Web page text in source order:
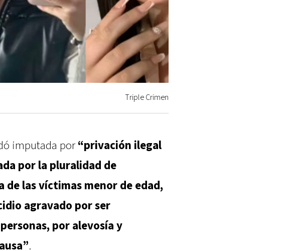
Triple Crimen
imputada por“privación ilegal
por la pluralidad de
las víctimas menor de edad,
agravado por ser
por alevosía y
.